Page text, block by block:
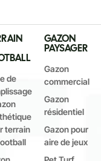
de
terrain
GAZON
PAYSAGER
Gazon
commercial
Gazon
résidentiel
Gazon pour
aire de jeux